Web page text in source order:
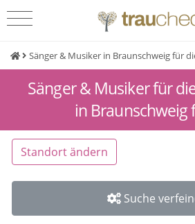
Sänger & Musiker in Braunschweig für
Sänger & Musiker für
in Braunschweig
Standort ändern
Suche